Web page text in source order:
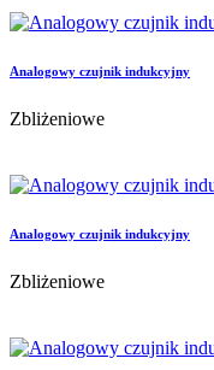
Analogowy czujnik indukcyjny
Zbliżeniowe
Analogowy czujnik indukcyjny
Zbliżeniowe